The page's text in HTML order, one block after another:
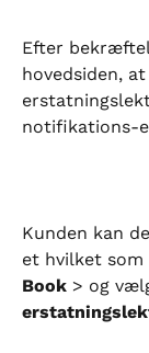
Efter
hovedsiden,
notifikations-
Kunden kan
et hvilket som
Book > og